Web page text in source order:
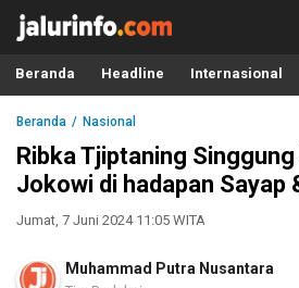
Info Terbaru, Berita Terkini Hari Ini,
Terkini, Akurat dan Terpercaya
Beranda Headline Internasional
Beranda Nasional
Ribka Tjiptaning
Jokowi di hadapan Sayap
Jumat, 7 Juni 2024 11:05 WITA
Muhammad Putra Nusantara